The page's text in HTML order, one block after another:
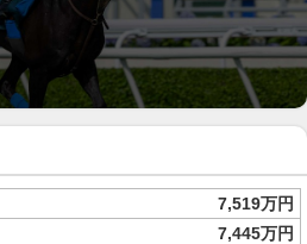
7,519万円
7,445万円